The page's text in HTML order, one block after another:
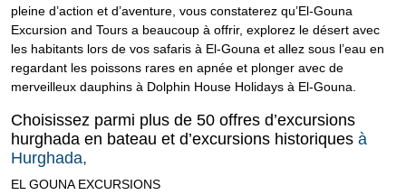
pleine d’action et d’aventure, vous constaterez qu’El-Gouna
Excursion and Tours a beaucoup à offrir, explorez le désert avec
les habitants lors de vos safaris à El-Gouna et allez sous l’eau en
regardant les poissons rares en apnée et plonger avec de
merveilleux dauphins à Dolphin House Holidays à El-Gouna.
Choisissez parmi plus de 50 offres d’excursions
hurghada en bateau et d’excursions historiques à
Hurghada,
EL GOUNA EXCURSIONS